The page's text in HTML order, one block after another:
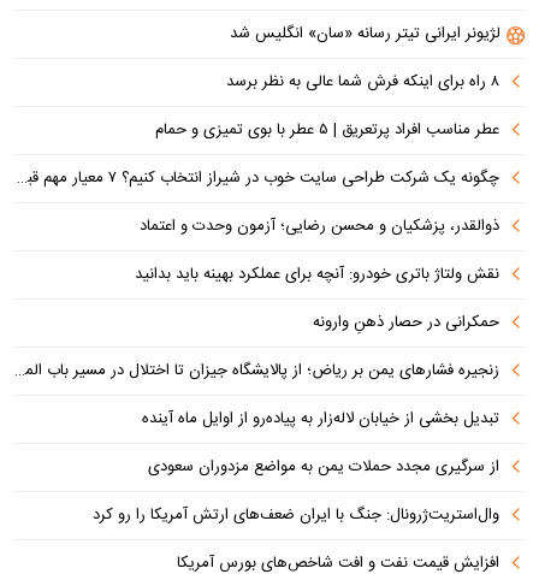
لژیونر ایرانی تیتر رسانه «سان» انگلیس شد
۸ راه برای اینکه فرش شما عالی به نظر برسد
عطر مناسب افراد پرتعریق | ۵ عطر با بوی تمیزی و حمام
چگونه یک شرکت طراحی سایت خوب در شیراز انتخاب کنیم؟ ۷ معیار مهم قبل از سفارش سایت
ذوالقدر، پزشکیان و محسن رضایی؛ آزمون وحدت و اعتماد
نقش ولتاژ باتری خودرو: آنچه برای عملکرد بهینه باید بدانید
حمکرانی در حصار ذهنِ وارونه
زنجیره فشارهای یمن بر ریاض؛ از پالایشگاه جیزان تا اختلال در مسیر باب المندب
تبدیل بخشی از خیابان لاله‌زار به پیاده‌رو از اوایل ماه آینده
از سرگیری مجدد حملات یمن به مواضع مزدوران سعودی
وال‌استریت‌ژرونال: جنگ با ایران ضعف‌های ارتش آمریکا را رو کرد
افزایش قیمت نفت و افت شاخص‌های بورس آمریکا